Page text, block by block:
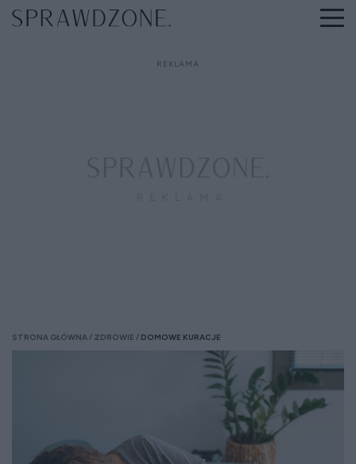
STRONA GŁÓWNA ZDROWIE DOMOWE KURACJE